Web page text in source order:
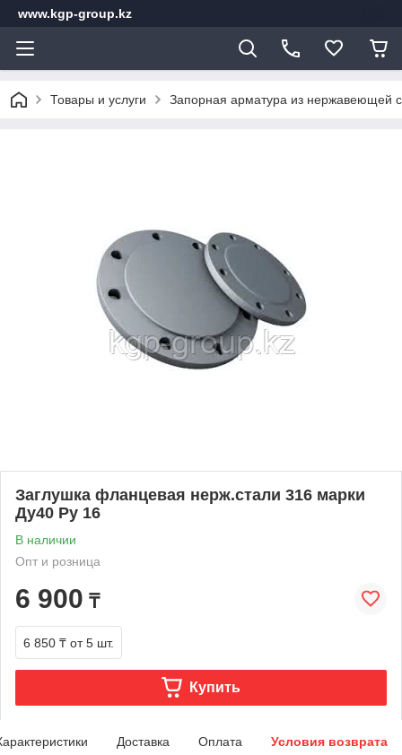
www.kgp-group.kz
Товары и услуги Запорная арматура из нержавеющей
Заглушка фланцевая нерж.стали 316 марки
Ду40 Ру 16
В наличии
Опт и розница
6 900 ₸
6 850 ₸ от 5 шт.
Купить
Доставка Оплата Условия возврата